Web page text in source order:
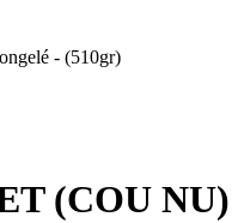
- (510gr)
(COU